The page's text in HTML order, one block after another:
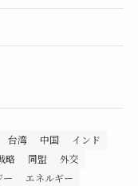
台湾 中国
インド
略 同盟
外交
ー
エネルギー